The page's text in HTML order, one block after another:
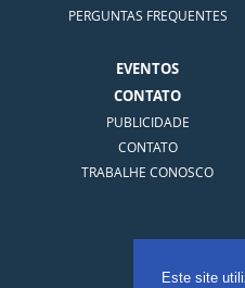
PERGUNTAS FREQUENTES
EVENTOS
CONTATO
PUBLICIDADE
CONTATO
TRABALHE CONOSCO
Este site